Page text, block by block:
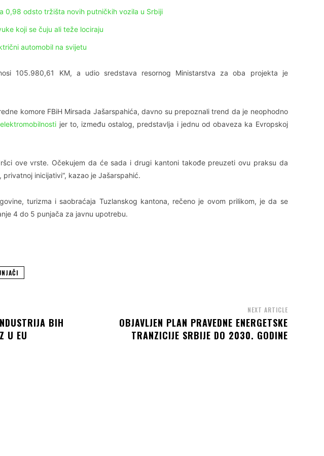
0,98 odsto tržišta novih putničkih vozila u Srbiji
koji se čuju ali teže lociraju
automobil na svijetu
105.980,61 KM, a udio sredstava resornog Ministarstva za oba projekta je
komore FBiH Mirsada Jašarspahića, davno su prepoznali trend da je neophodno
elektromobilnosti jer to, između ostalog, predstavlja i jednu od obaveza ka Evropskoj
ove vrste. Očekujem da će sada i drugi kantoni takođe preuzeti ovu praksu da
inicijativi“, kazao je Jašarspahić.
turizma i saobraćaja Tuzlanskog kantona, rečeno je ovom prilikom, je da se
4 do 5 punjača za javnu upotrebu.
BIH
U EU
NEXT ARTICLE
OBJAVLJEN PLAN PRAVEDNE ENERGETSKE
TRANZICIJE SRBIJE DO 2030. GODINE